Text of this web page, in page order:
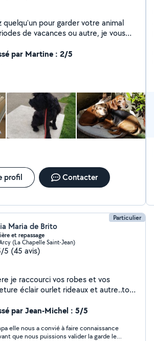
quelqu'un pour garder votre animal
de vacances ou autre, je vous
Je leurs donnerai beaucoup
qu'ils auront besoin
par Martine : 2/5
profil Contacter
Particulier
Maria de Brito
et repassage
(La Chapelle Saint-Jean)
5 (45 avis)
vos
éclair ourlet rideaux et autre..tout
..par Jean-Michel : 5/5
elle nous a convié à faire connaissance
que nous puissions valider la garde le